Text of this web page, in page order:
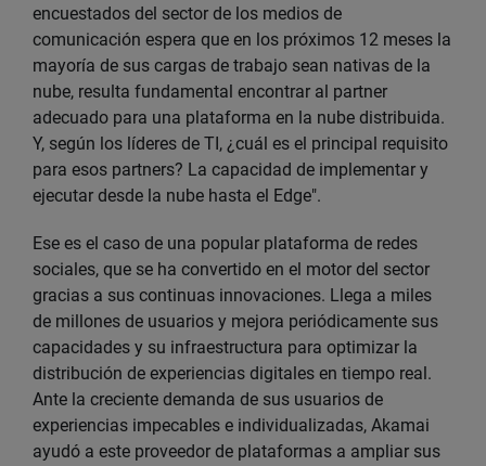
encuestados del sector de los medios de
comunicación espera que en los próximos 12 meses la
mayoría de sus cargas de trabajo sean nativas de la
nube, resulta fundamental encontrar al partner
adecuado para una plataforma en la nube distribuida.
Y, según los líderes de TI, ¿cuál es el principal requisito
para esos partners? La capacidad de implementar y
ejecutar desde la nube hasta el Edge".
Ese es el caso de una popular plataforma de redes
sociales, que se ha convertido en el motor del sector
gracias a sus continuas innovaciones. Llega a miles
de millones de usuarios y mejora periódicamente sus
capacidades y su infraestructura para optimizar la
distribución de experiencias digitales en tiempo real.
Ante la creciente demanda de sus usuarios de
experiencias impecables e individualizadas, Akamai
ayudó a este proveedor de plataformas a ampliar sus